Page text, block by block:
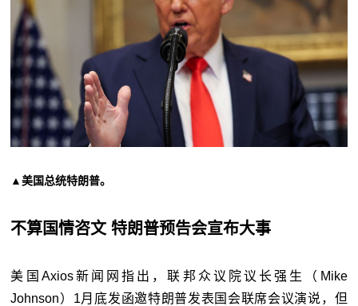
▲美国总统特朗普。
不算国情咨文 特朗普预告会宣布大事
美国Axios新闻网指出，联邦众议院议长强生（Mike
Johnson）1月底发函邀特朗普发表国会联席会议演说，但